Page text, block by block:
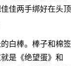
佳两手绑好在头顶
白棒。棒子和棉签
是《绝望蛋》和